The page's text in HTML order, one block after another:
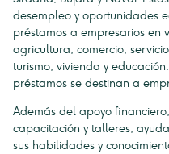
desempleo y oportunidades
préstamos a empresarios en
agricultura, comercio,
turismo, vivienda y
préstamos se destinan a
Además del apoyo
capacitación y talleres,
sus habilidades y